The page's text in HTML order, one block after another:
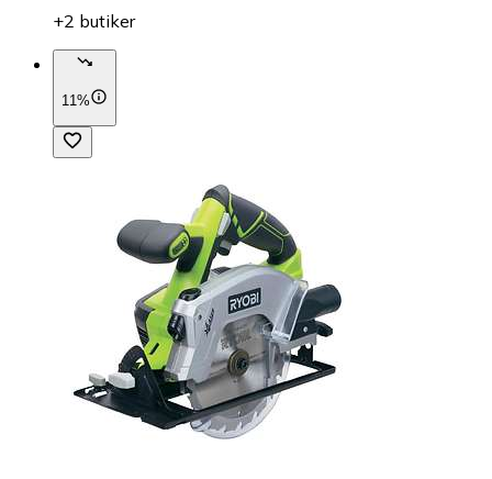
+2 butiker
11%